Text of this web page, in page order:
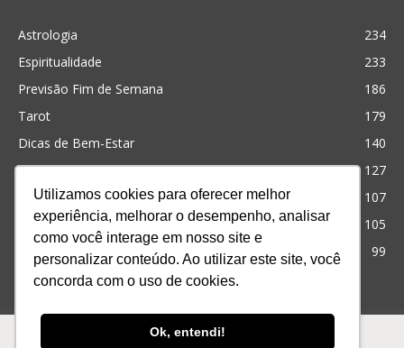
Utilizamos cookies para oferecer melhor
experiência, melhorar o desempenho, analisar
como você interage em nosso site e
personalizar conteúdo. Ao utilizar este site, você
concorda com o uso de cookies.
Ok, entendi!
Astrologia
234
Espiritualidade
233
Previsão Fim de Semana
186
Tarot
179
Dicas de Bem-Estar
140
Cristianismo
127
Simpatias
107
Significado dos sonhos
105
99
Ofertas Produtos